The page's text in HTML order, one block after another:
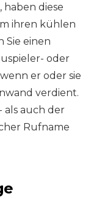
diese
ihren kühlen
Sie einen
oder
er oder sie
verdient.
als auch der
Rufname